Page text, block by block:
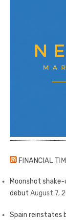
FINANCIAL
Moonshot
debut August 7,
Spain reinstates